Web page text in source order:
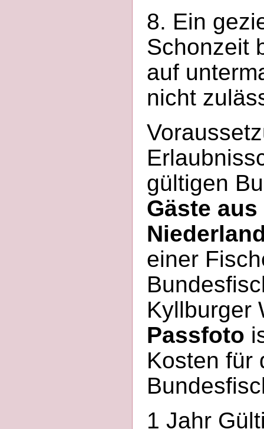
8. Ein
Schonzeit
auf
nicht
gültigen
Gäste
einer
Kyllburger
Passfoto
Kosten für
1 Jahr